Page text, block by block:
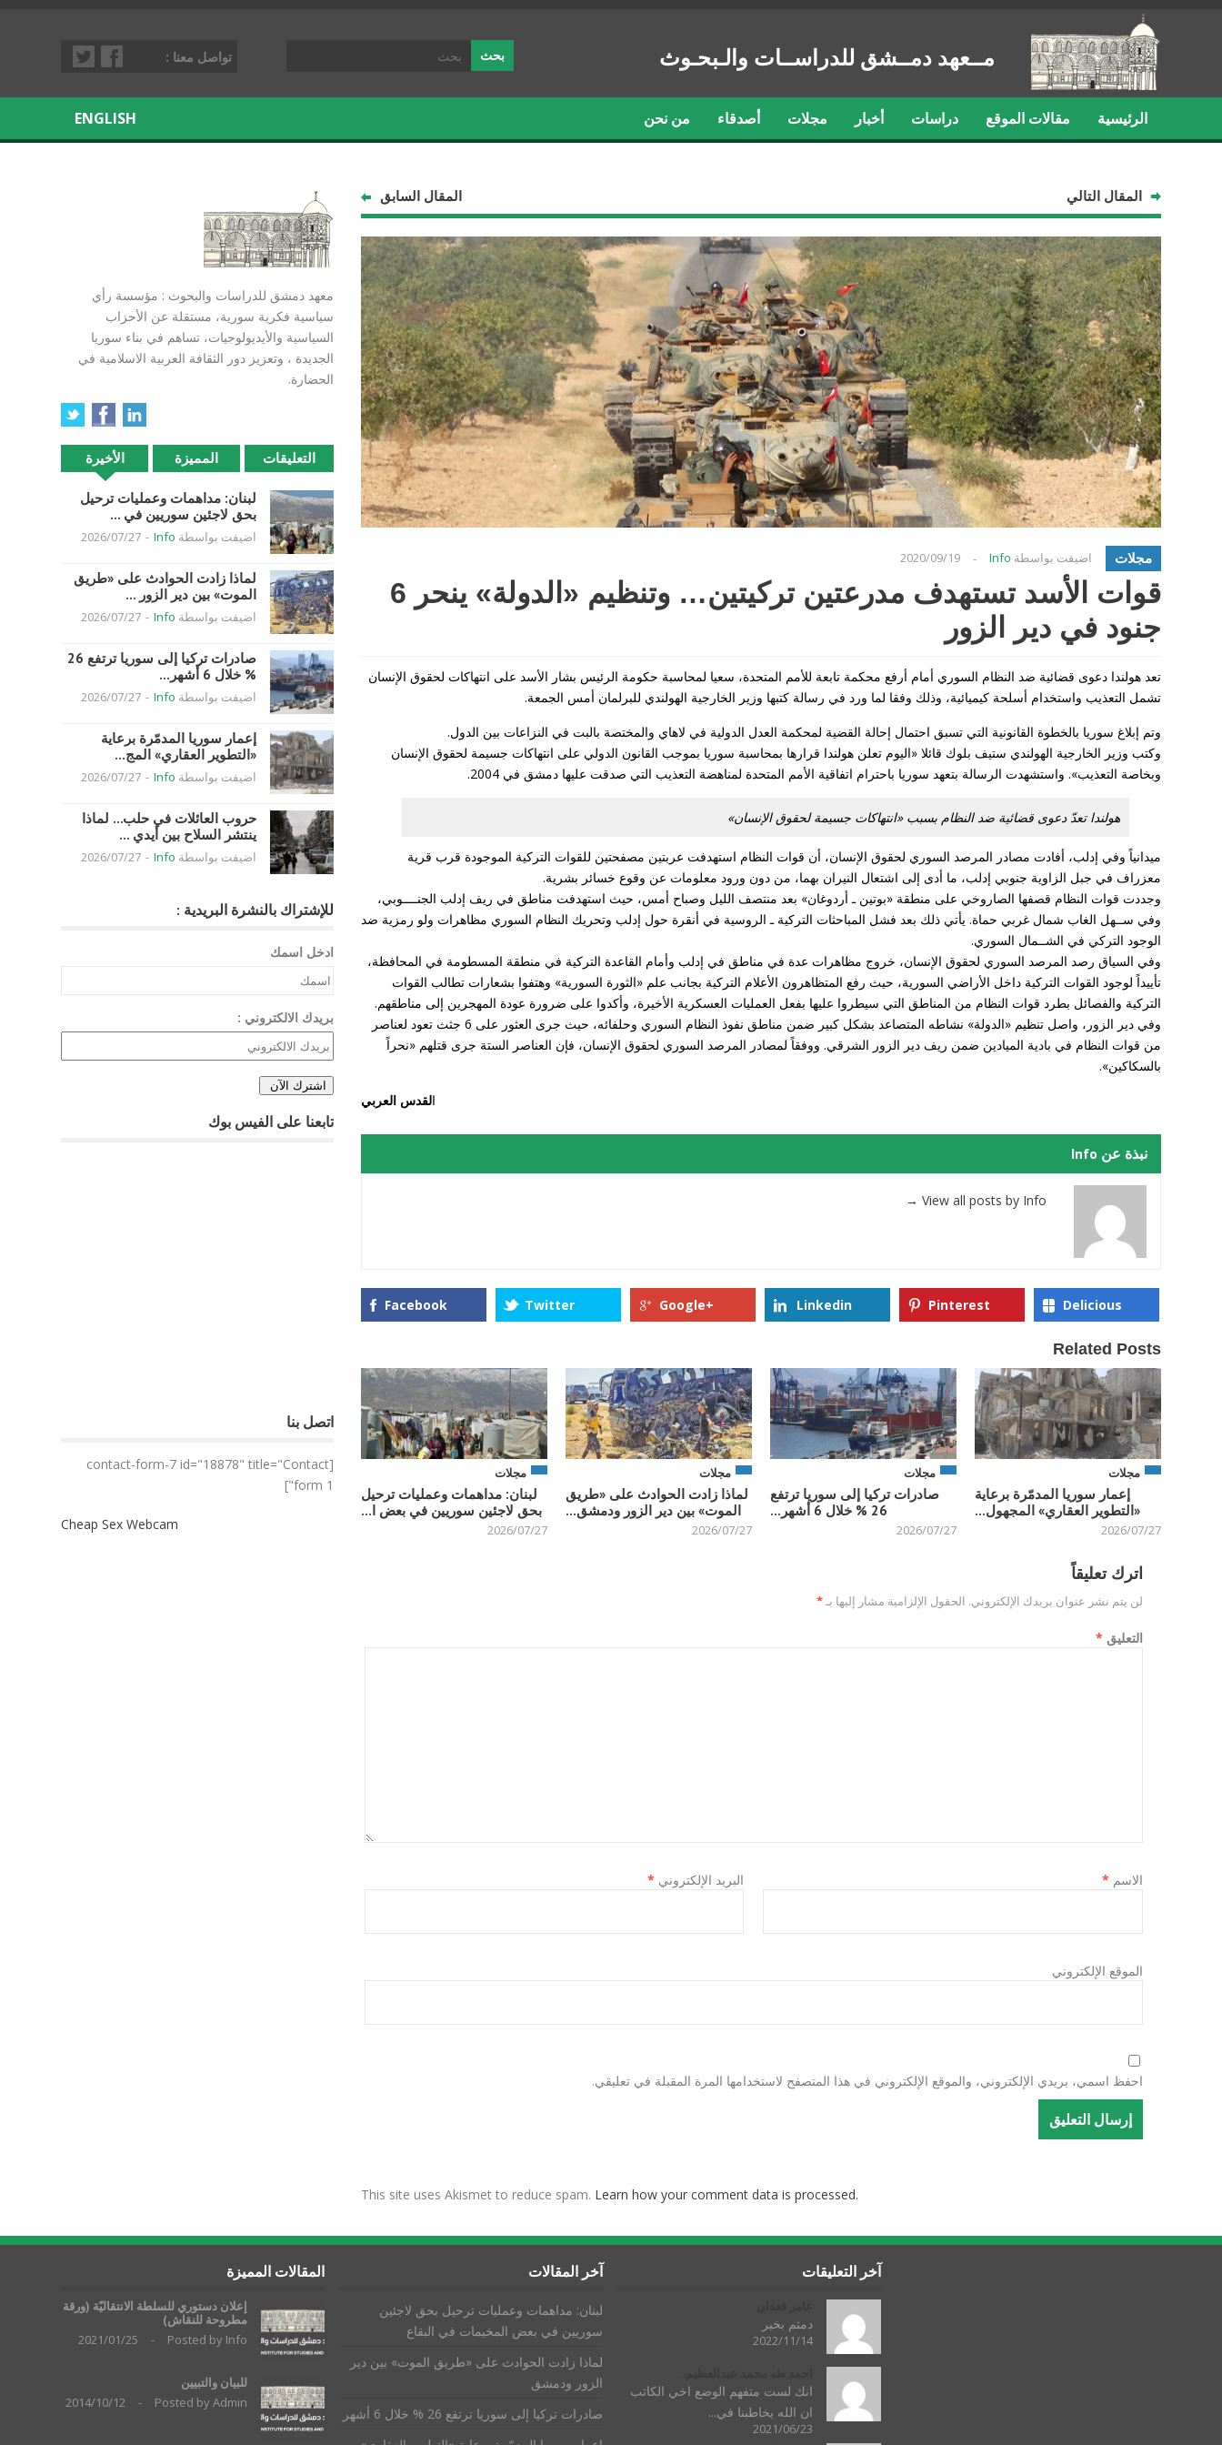
مــعهد دمــشق للدراســات والـبحـوث تواصل معنا :
الرئيسية مقالات الموقع دراسات أخبار مجلات أصدقاء من نحن ENGLISH
المقال السابق المقال التالي
مجلات اضيفت بواسطة Info
-
2020/09/19
قوات الأسد تستهدف مدرعتين تركيتين… وتنظيم «الدولة» ينحر 6
جنود في دير الزور
تعد هولندا دعوى قضائية ضد النظام السوري أمام أرفع محكمة تابعة للأمم المتحدة، سعيا لمحاسبة حكومة الرئيس بشار الأسد على انتهاكات لحقوق الإنسان
تشمل التعذيب واستخدام أسلحة كيميائية، وذلك وفقا لما ورد في رسالة كتبها وزير الخارجية الهولندي للبرلمان أمس الجمعة.
وتم إبلاغ سوريا بالخطوة القانونية التي تسبق احتمال إحالة القضية لمحكمة العدل الدولية في لاهاي والمختصة بالبت في النزاعات بين الدول.
وكتب وزير الخارجية الهولندي ستيف بلوك قائلا «اليوم تعلن هولندا قرارها بمحاسبة سوريا بموجب القانون الدولي على انتهاكات جسيمة لحقوق الإنسان
وبخاصة التعذيب». واستشهدت الرسالة بتعهد سوريا باحترام اتفاقية الأمم المتحدة لمناهضة التعذيب التي صدقت عليها دمشق في 2004.
هولندا تعدّ دعوى قضائية ضد النظام بسبب «انتهاكات جسيمة لحقوق الإنسان»
ميدانياً وفي إدلب، أفادت مصادر المرصد السوري لحقوق الإنسان، أن قوات النظام استهدفت عربتين مصفحتين للقوات التركية الموجودة قرب قرية
معزراف في جبل الزاوية جنوبي إدلب، ما أدى إلى اشتعال النيران بهما، من دون ورود معلومات عن وقوع خسائر بشرية.
وجددت قوات النظام قصفها الصاروخي على منطقة «بوتين ـ أردوغان» بعد منتصف الليل وصباح أمس، حيث استهدفت مناطق في ريف إدلب الجنــــوبي،
وفي ســهل الغاب شمال غربي حماة. يأتي ذلك بعد فشل المباحثات التركية ـ الروسية في أنقرة حول إدلب وتحريك النظام السوري مظاهرات ولو رمزية ضد
الوجود التركي في الشــمال السوري.
وفي السياق رصد المرصد السوري لحقوق الإنسان، خروج مظاهرات عدة في مناطق في إدلب وأمام القاعدة التركية في منطقة المسطومة في المحافظة،
تأييداً لوجود القوات التركية داخل الأراضي السورية، حيث رفع المتظاهرون الأعلام التركية بجانب علم «الثورة السورية» وهتفوا بشعارات تطالب القوات
التركية والفصائل بطرد قوات النظام من المناطق التي سيطروا عليها بفعل العمليات العسكرية الأخيرة، وأكدوا على ضرورة عودة المهجرين إلى مناطقهم.
وفي دير الزور، واصل تنظيم «الدولة» نشاطه المتصاعد بشكل كبير ضمن مناطق نفوذ النظام السوري وحلفائه، حيث جرى العثور على 6 جثث تعود لعناصر
من قوات النظام في بادية الميادين ضمن ريف دير الزور الشرقي. ووفقاً لمصادر المرصد السوري لحقوق الإنسان، فإن العناصر الستة جرى قتلهم «نحراً
بالسكاكين».
القدس العربي
نبذة عن Info
View all posts by Info
→
Facebook Twitter Google+ Linkedin Pinterest Delicious
Related Posts
مجلات
لبنان: مداهمات وعمليات ترحيل
بحق لاجئين سوريين في بعض ا...
2026/07/27
مجلات
لماذا زادت الحوادث على «طريق
الموت» بين دير الزور ودمشق...
2026/07/27
مجلات
صادرات تركيا إلى سوريا ترتفع
26 % خلال 6 أشهر...
2026/07/27
مجلات
إعمار سوريا المدمّرة برعاية
«التطوير العقاري» المجهول...
2026/07/27
اترك تعليقاً
لن يتم نشر عنوان بريدك الإلكتروني. الحقول الإلزامية مشار إليها بـ*
التعليق *
الاسم * البريد الإلكتروني *
الموقع الإلكتروني
احفظ اسمي، بريدي الإلكتروني، والموقع الإلكتروني في هذا المتصفح لاستخدامها المرة المقبلة في تعليقي.
This site uses Akismet to reduce spam. Learn how your comment data is processed.
معهد دمشق للدراسات والبحوث : مؤسسة رأي
سياسية فكرية سورية، مستقلة عن الأحزاب
السياسية والأيديولوجيات، تساهم في بناء سوريا
الجديدة ، وتعزيز دور الثقافة العربية الاسلامية في
الحضارة.
الأخيرة المميزة التعليقات
لبنان: مداهمات وعمليات ترحيل
بحق لاجئين سوريين في ...
اضيفت بواسطة Info
-
2026/07/27
لماذا زادت الحوادث على «طريق
الموت» بين دير الزور ...
اضيفت بواسطة Info
-
2026/07/27
صادرات تركيا إلى سوريا ترتفع 26
% خلال 6 أشهر...
اضيفت بواسطة Info
-
2026/07/27
إعمار سوريا المدمّرة برعاية
«التطوير العقاري» المج...
اضيفت بواسطة Info
-
2026/07/27
حروب العائلات في حلب… لماذا
ينتشر السلاح بين أيدي ...
اضيفت بواسطة Info
-
2026/07/27
للإشتراك بالنشرة البريدية :
ادخل اسمك
بريدك الالكتروني :
تابعنا على الفيس بوك
اتصل بنا
[contact-form-7 id="18878" title="Contact
form 1"]
Cheap Sex Webcam
المقالات المميزة
إعلان دستوري للسلطة الانتقاليّة (ورقة
مطروحة للنقاش)
Posted by Info
-
2021/01/25
للبيان والتبيين
Posted byAdmin
-
2014/10/12
آخر المقالات
لبنان: مداهمات وعمليات ترحيل بحق لاجئين
سوريين في بعض المخيمات في البقاع
لماذا زادت الحوادث على «طريق الموت» بين دير
الزور ودمشق
صادرات تركيا إلى سوريا ترتفع 26 % خلال 6 أشهر
آخر التعليقات
دمتم بخير
2022/11/14
انك لست متفهم الوضع اخي الكاتب
ان الله يخاطبنا في...
2021/06/23